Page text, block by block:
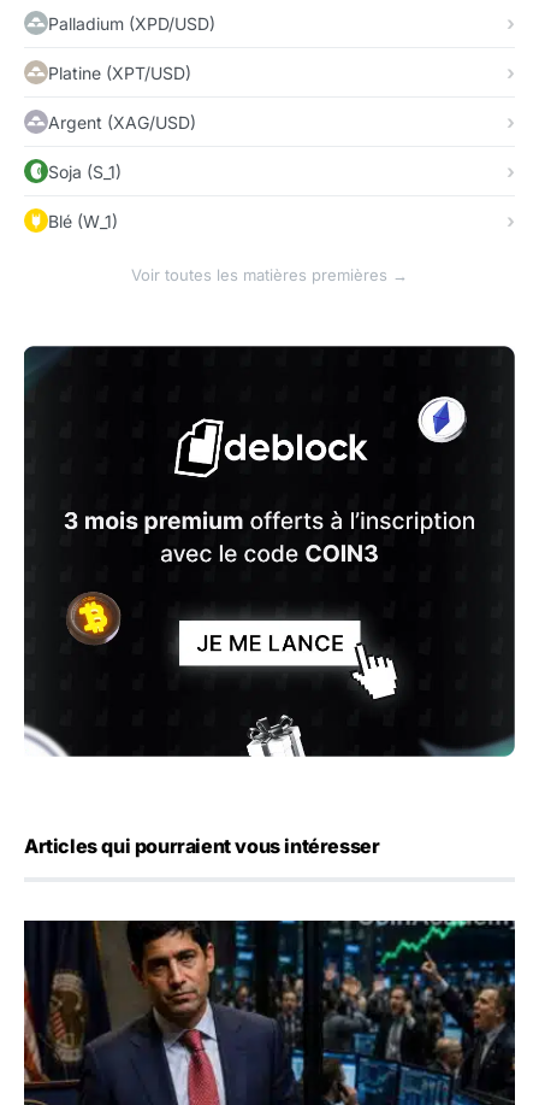
Palladium (XPD/USD)
Platine (XPT/USD)
Argent (XAG/USD)
Soja (S_1)
Blé (W_1)
Voir toutes les matières premières →
Articles qui pourraient vous intéresser
Emploi américain : 23 000 postes détruits en juillet, les